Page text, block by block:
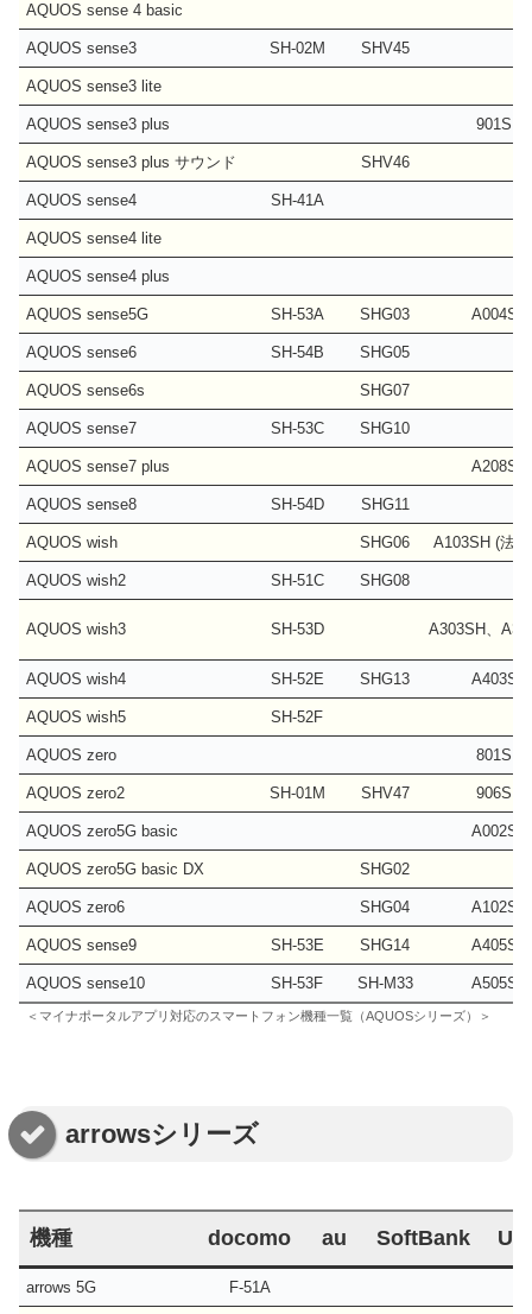
AQUOS sense 4 basic
AQUOS sense3 SH-02M SHV45
AQUOS sense3 lite
AQUOS sense3 plus 901SH
AQUOS sense3 plus サウンド SHV46
AQUOS sense4 SH-41A
AQUOS sense4 lite
AQUOS sense4 plus
AQUOS sense5G SH-53A SHG03 A004SH
AQUOS sense6 SH-54B SHG05
AQUOS sense6s SHG07
AQUOS sense7 SH-53C SHG10
AQUOS sense7 plus A208SH
AQUOS sense8 SH-54D SHG11
AQUOS wish SHG06 A103SH (法
AQUOS wish2 SH-51C SHG08
AQUOS wish3 SH-53D A303SH、
AQUOS wish4 SH-52E SHG13 A403SH
AQUOS wish5 SH-52F
AQUOS zero 801SH
AQUOS zero2 SH-01M SHV47 906SH
AQUOS zero5G basic A002SH
AQUOS zero5G basic DX SHG02
AQUOS zero6 SHG04 A102SH
AQUOS sense9 SH-53E SHG14 A405SH
AQUOS sense10 SH-53F SH-M33 A505SH
＜マイナポータルアプリ対応のスマートフォン機種一覧（AQUOSシリーズ）＞
arrowsシリーズ
機種 docomo au SoftBank UQ
arrows 5G F-51A